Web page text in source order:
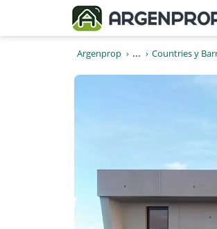
Argenprop ... Countries y